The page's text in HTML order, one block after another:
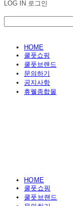
LOG IN 로그인
HOME
쿨풋쇼핑
쿨풋브랜드
문의하기
공지사항
휴웰종합몰
HOME
쿨풋쇼핑
쿨풋브랜드